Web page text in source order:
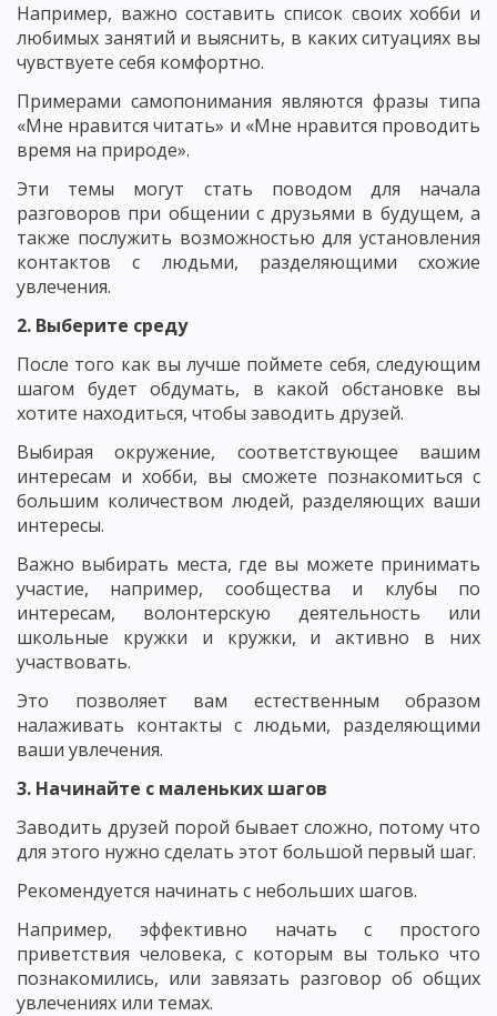
Например, важно составить список своих хобби и
любимых занятий и выяснить, в каких ситуациях вы
чувствуете себя комфортно.
Примерами самопонимания являются фразы типа
«Мне нравится читать» и «Мне нравится проводить
время на природе».
Эти темы могут стать поводом для начала
разговоров при общении с друзьями в будущем, а
также послужить возможностью для установления
контактов с людьми, разделяющими схожие
увлечения.
2. Выберите среду
После того как вы лучше поймете себя, следующим
шагом будет обдумать, в какой обстановке вы
хотите находиться, чтобы заводить друзей.
Выбирая окружение, соответствующее вашим
интересам и хобби, вы сможете познакомиться с
большим количеством людей, разделяющих ваши
интересы.
Важно выбирать места, где вы можете принимать
участие, например, сообщества и клубы по
интересам, волонтерскую деятельность или
школьные кружки и кружки, и активно в них
участвовать.
Это позволяет вам естественным образом
налаживать контакты с людьми, разделяющими
ваши увлечения.
3. Начинайте с маленьких шагов
Заводить друзей порой бывает сложно, потому что
для этого нужно сделать этот большой первый шаг.
Рекомендуется начинать с небольших шагов.
Например, эффективно начать с простого
приветствия человека, с которым вы только что
познакомились, или завязать разговор об общих
увлечениях или темах.